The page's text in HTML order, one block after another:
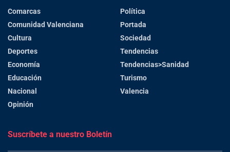
Comarcas
Comunidad Valenciana
Cultura
Deportes
Economía
Educación
Nacional
Opinión
Política
Portada
Sociedad
Tendencias
Tendencias>Sanidad
Turismo
Valencia
Suscríbete a nuestro Boletín